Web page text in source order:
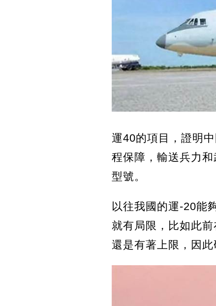
運40的項目，證明
程保障，輸送兵力
型號。
以往我國的運-20能
就有局限，比如此
還是有著上限，因